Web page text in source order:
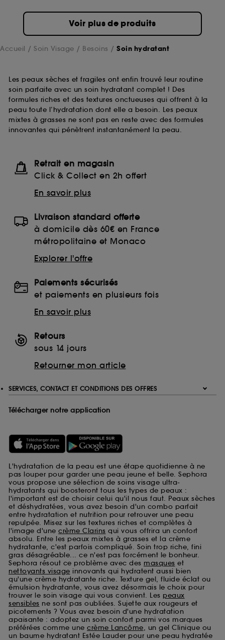
Voir plus de produits
Accueil Soin Visage Besoins Soin hydratant
Les peaux sèches et fragiles ont enfin trouvé leur routine
soin parfaite avec un soin hydratant complet ! Des
formules riches et des textures onctueuses qui offrent à la
peau toute l’hydratation dont elle a besoin. Les peaux
mixtes à grasses ne sont pas en reste avec des formules
innovantes qui pénètrent instantanément la peau.
Retrait en magasin
Click & Collect en 2h offert
En savoir plus
Livraison standard offerte
à domicile dès 60€ en France
métropolitaine et Monaco
Explorer l'offre
Paiements sécurisés
et paiements en plusieurs fois
En savoir plus
Retours
sous 14 jours
Retourner mon article
SERVICES, CONTACT ET CONDITIONS DES OFFRES
Télécharger notre application
L'hydratation de la peau est une étape quotidienne à ne
pas louper pour garder une peau jeune et belle. Sephora
vous propose une sélection de soins visage ultra-
hydratants qui boosteront tous les types de peaux :
l'important est de choisir celui qu'il nous faut. Peaux sèches
et déshydratées, vous avez besoin d'un combo parfait
entre hydratation et nutrition pour retrouver une peau
repulpée. Misez sur les textures riches et complètes à
l'image d'une crème Clarins qui vous offrira un confort
absolu. Entre les peaux mixtes à grasses et la crème
hydratante, c'est parfois compliqué. Soin trop riche, fini
gras désagréable... ce n'est pas forcément le bonheur.
Sephora résout ce problème avec des masques et
nettoyants visage innovants qui hydratent aussi bien
qu'une crème hydratante riche. Texture gel, fluide éclat ou
émulsion hydratante, vous avez désormais le choix pour
trouver le soin visage qui vous convient. Les peaux
sensibles ne sont pas oubliées. Sujette aux rougeurs et
picotements ? Vous avez besoin d'une hydratation
apaisante : adoptez un soin confort parmi vos marques
préférées comme une crème Lancôme, un gel Clinique ou
un baume hydratant Estée Lauder pour une peau hydratée